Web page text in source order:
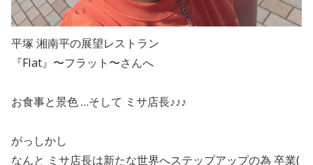
平塚 湘南平の展望レストラン
『Flat』〜フラット〜さんへ
お食事と景色 …そして ミサ店長♪♪♪
がっしかし
なんと ミサ店長は新たな世界へステップアップの為 卒業(